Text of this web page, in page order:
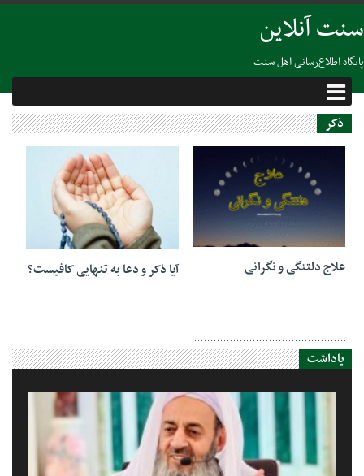
سنت آنلاین
پایگاه اطلاع‌رسانی اهل سنت
ذکر
04 آگوست 2025
علاج دلتنگی و نگرانی
06 نوامبر 2018
آیا ذکر و دعا به تنهایی کافیست؟
یاداشت